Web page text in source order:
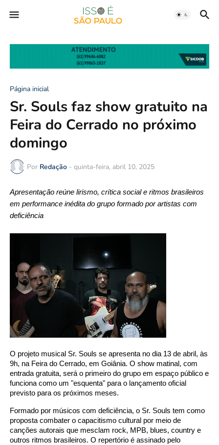
Página inicial
Sr. Souls faz show gratuito na
Feira do Cerrado no próximo
domingo
Por Redação - quinta-feira, abril 10, 2025
Apresentação reúne lirismo, crítica social e ritmos brasileiros
em performance inédita do grupo formado por artistas com
deficiência
O projeto musical Sr. Souls se apresenta no dia 13 de abril, às
9h, na Feira do Cerrado, em Goiânia. O show matinal, com
entrada gratuita, será o primeiro do grupo em espaço público e
funciona como um "esquenta" para o lançamento oficial
previsto para os próximos meses.
Formado por músicos com deficiência, o Sr. Souls tem como
proposta combater o capacitismo cultural por meio de
canções autorais que mesclam rock, MPB, blues, country e
outros ritmos brasileiros. O repertório é assinado pelo